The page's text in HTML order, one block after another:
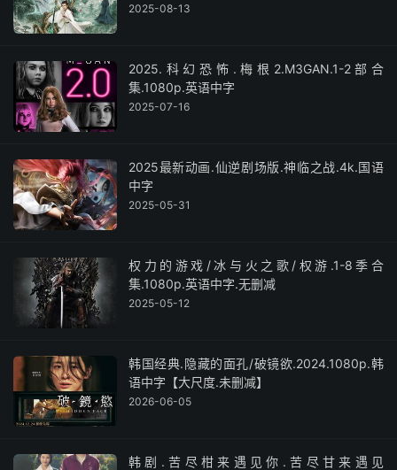
2025-08-13
2025.科幻恐怖.梅根2.M3GAN.1-2部合
集.1080p.英语中字
2025-07-16
2025最新动画.仙逆剧场版.神临之战.4k.国语
中字
2025-05-31
权力的游戏/冰与火之歌/权游.1-8季合
集.1080p.英语中字.无删减
2025-05-12
韩国经典.隐藏的面孔/破镜欲.2024.1080p.韩
语中字【大尺度.未删减】
2026-06-05
韩剧.苦尽柑来遇见你.苦尽甘来遇见